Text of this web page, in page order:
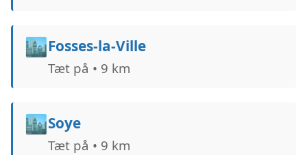
🏙️Fosses-la-Ville
Tæt på • 9 km
🏙️Soye
Tæt på • 9 km